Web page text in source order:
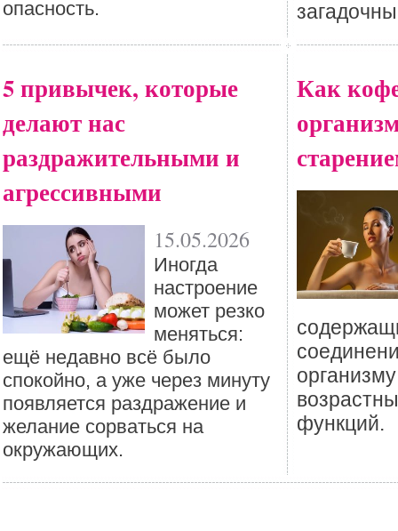
опасность.
5 привычек, которые
делают нас
раздражительными и
агрессивными
15.05.2026
Иногда
настроение
может резко
меняться:
ещё недавно всё было
спокойно, а уже через минуту
появляется раздражение и
желание сорваться на
окружающих.
Как
функций.